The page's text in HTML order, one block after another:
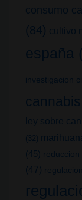
consumo
(84) cultivo
españa
investigacion
cannabis
ley sobre
(32)
(45) reduccion
(47)